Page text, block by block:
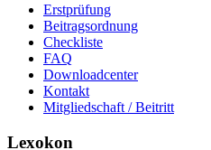
Erstprüfung
Beitragsordnung
Checkliste
FAQ
Downloadcenter
Kontakt
Mitgliedschaft / Beitritt
Lexokon